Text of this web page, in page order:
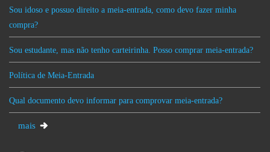
Sou idoso e possuo direito a meia-entrada, como devo fazer minha
compra?
Sou estudante, mas não tenho carteirinha. Posso comprar meia-entrada?
Política de Meia-Entrada
Qual documento devo informar para comprovar meia-entrada?
mais